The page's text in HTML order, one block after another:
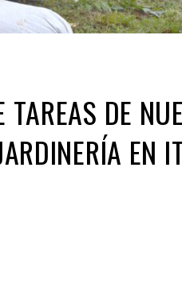
TAREAS DE
EN